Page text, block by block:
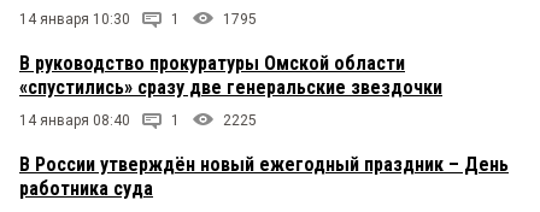
14 января 10:30 1 1795
В руководство прокуратуры Омской области
«спустились» сразу две генеральские звездочки
14 января 08:40 1 2225
В России утверждён новый ежегодный праздник – День
работника суда